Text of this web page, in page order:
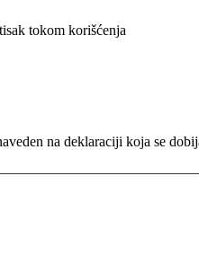
tokom korišćenja
na deklaraciji koja se